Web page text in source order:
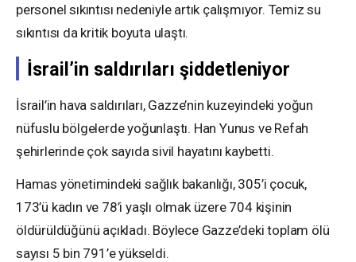
personel sıkıntısı nedeniyle artık çalışmıyor. Temiz su
sıkıntısı da kritik boyuta ulaştı.
İsrail’in saldırıları şiddetleniyor
İsrail’in hava saldırıları, Gazze’nin kuzeyindeki yoğun
nüfuslu bölgelerde yoğunlaştı. Han Yunus ve Refah
şehirlerinde çok sayıda sivil hayatını kaybetti.
Hamas yönetimindeki sağlık bakanlığı, 305’i çocuk,
173’ü kadın ve 78’i yaşlı olmak üzere 704 kişinin
öldürüldüğünü açıkladı. Böylece Gazze’deki toplam ölü
sayısı 5 bin 791’e yükseldi.